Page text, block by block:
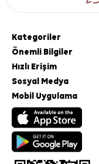
Kategoriler
Önemli Bilgiler
Hızlı Erişim
Sosyal Medya
Mobil Uygulama